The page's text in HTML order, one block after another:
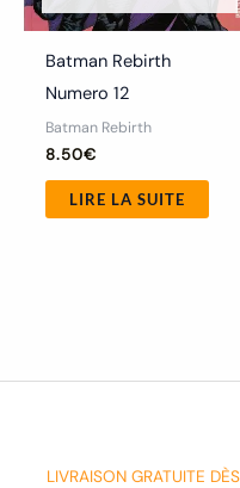
Batman Rebirth
Numero 12
Batman Rebirth
8.50€
LIRE LA SUITE
LIVRAISON GRATUITE